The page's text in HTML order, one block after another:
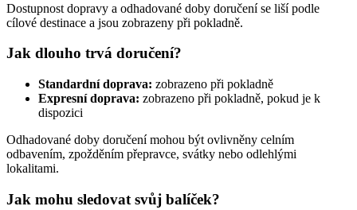
Dostupnost dopravy a odhadované doby doručení se liší podle
cílové destinace a jsou zobrazeny při pokladně.
Jak dlouho trvá doručení?
Standardní doprava: zobrazeno při pokladně
Expresní doprava: zobrazeno při pokladně, pokud je k
dispozici
Odhadované doby doručení mohou být ovlivněny celním
odbavením, zpožděním přepravce, svátky nebo odlehlými
lokalitami.
Jak mohu sledovat svůj balíček?